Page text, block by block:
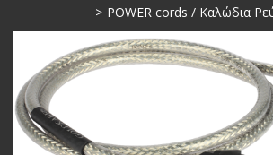
POWER cords / Καλώδια